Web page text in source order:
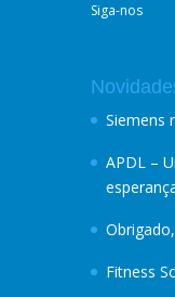
Siga-nos
Siemens
APDL –
Fitness